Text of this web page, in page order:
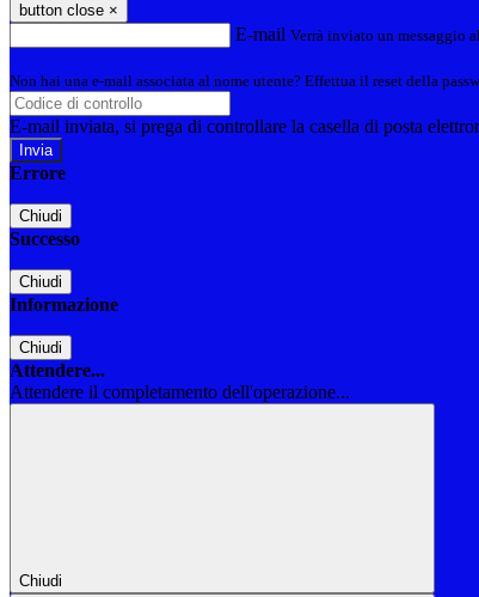
button close ×
E-mail Verrà inviato un messaggio
Non hai una e-mail associata al nome utente? Effettua il reset della
E-mail inviata, si prega di controllare la casella di posta
Errore
Chiudi
Successo
Chiudi
Informazione
Chiudi
Attendere...
Attendere il completamento dell'operazione...
Chiudi